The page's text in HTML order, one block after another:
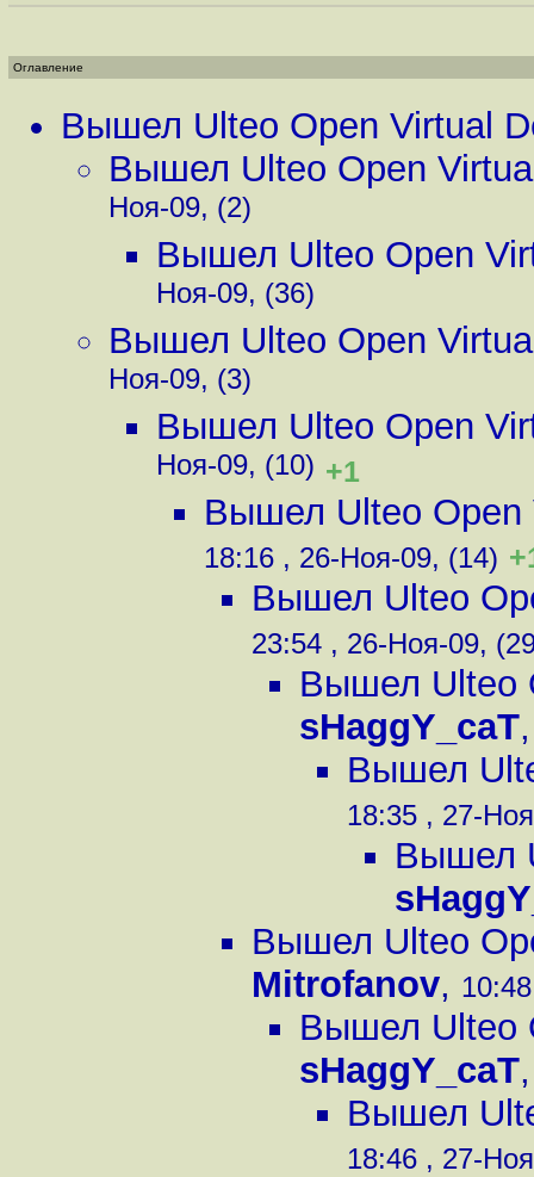
Оглавление
Вышел Ulteo Open Virtual
Вышел Ulteo Open
Ноя-09, (2)
Вышел Ulteo Open
Ноя-09, (36)
Вышел Ulteo Open
Ноя-09, (3)
Вышел Ulteo Open
Ноя-09, (10) +1
Вышел Ulteo Open
18:16 , 26-Ноя-09, (14)
Вышел Ulteo
23:54 , 26-Ноя-09,
Вышел Ulteo
sHaggY_caT
Вышел
18:35 , 27-
Вышел
Вышел Ulteo
Mitrofanov,
Вышел Ulteo
sHaggY_caT
Вышел
18:46 , 27-